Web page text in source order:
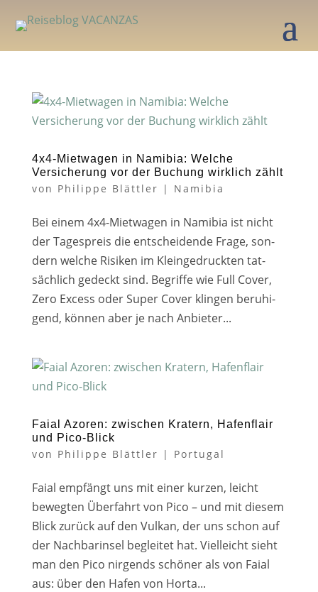
4x4-Mietwagen in Namibia: Welche
Versicherung vor der Buchung wirklich zählt
von Philippe Blättler | Namibia
Bei einem 4x4-Mietwagen in Namibia ist nicht
der Tagespreis die ent­schei­den­de Frage, son­
dern wel­che Risiken im Kleingedruckten tat­
säch­lich gedeckt sind. Begriffe wie Full Cover,
Zero Excess oder Super Cover klin­gen beru­hi­
gend, kön­nen aber je nach Anbieter...
Faial Azoren: zwischen Kratern, Hafenflair
und Pico-Blick
von Philippe Blättler | Portugal
Faial emp­fängt uns mit einer kur­zen, leicht
beweg­ten Überfahrt von Pico – und mit die­sem
Blick zurück auf den Vulkan, der uns schon auf
der Nachbarinsel beglei­tet hat. Vielleicht sieht
man den Pico nir­gends schö­ner als von Faial
aus: über den Hafen von Horta...